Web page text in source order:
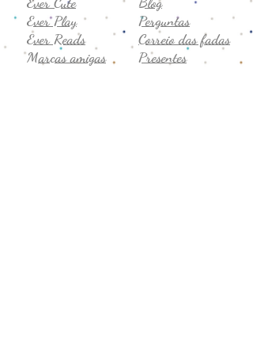
Ever Play
Ever Reads
Marcas amigas
Perguntas
Correio das fadas
Presentes